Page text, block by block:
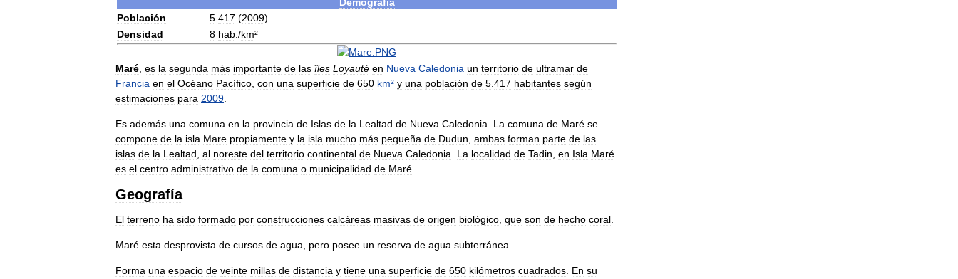
Población
5 417 (2009)
Densidad
8 hab ./km²
Maré es la segunda más importante de las îles Loyauté en Nueva Caledonia un territorio de ultramar de
Francia en el Océano Pacífico con una superficie de 650 km² y una población de 5 417 habitantes según
estimaciones para 2009
Es además una comuna en la provincia de Islas de la Lealtad de Nueva Caledonia La comuna de Maré se
compone de la isla Mare propiamente y la isla mucho más pequeña de Dudun ambas forman parte de las
islas de la Lealtad al noreste del territorio continental de Nueva Caledonia La localidad de Tadin en Isla Maré
es el centro administrativo de la comuna o municipalidad de Maré
Geografía
El terreno ha sido formado por construcciones calcáreas masivas de origen biológico que son de hecho coral
Maré esta desprovista de cursos de agua pero posee un reserva de agua subterránea
Forma una espacio de veinte millas de distancia y tiene una superficie de 650 kilómetros cuadrados En su